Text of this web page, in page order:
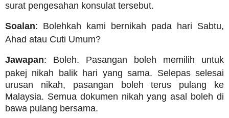
surat pengesahan konsulat tersebut.
Soalan: Bolehkah kami bernikah pada hari Sabtu,
Ahad atau Cuti Umum?
Jawapan: Boleh. Pasangan boleh memilih untuk
pakej nikah balik hari yang sama. Selepas selesai
urusan nikah, pasangan boleh terus pulang ke
Malaysia. Semua dokumen nikah yang asal boleh di
bawa pulang bersama.